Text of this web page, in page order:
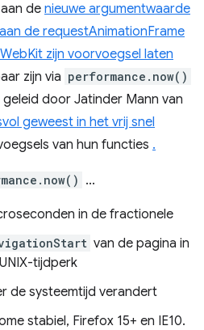
de nieuwe argumentwaarde
de requestAnimationFrame
zijn voorvoegsel laten
zijn via performance.now()
door Jatinder Mann van
geweest in het vrij snel
van hun functies .
...
in de fractionele
van de pagina in
tijdperk
de systeemtijd verandert
stabiel, Firefox 15+ en IE10.